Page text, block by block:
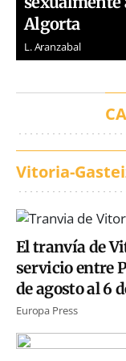
Algorta
L. Aranzabal
Vitoria-
El tranvía de
servicio entre
de agosto al 6
Europa Press